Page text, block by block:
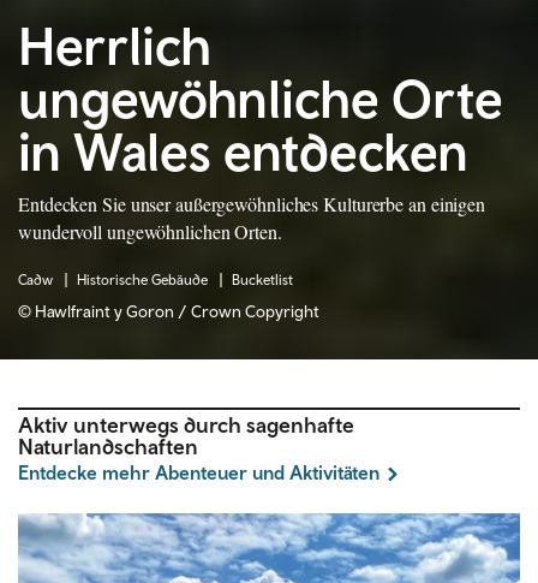
Herrlich
ungewöhnliche Orte
in Wales entdecken
Entdecken Sie unser außergewöhnliches Kulturerbe an einigen
wundervoll ungewöhnlichen Orten.
Cadw Historische Gebäude Bucketlist
© Hawlfraint y Goron / Crown Copyright
Aktiv unterwegs durch sagenhafte
Naturlandschaften
Entdecke mehr Abenteuer und Aktivitäten